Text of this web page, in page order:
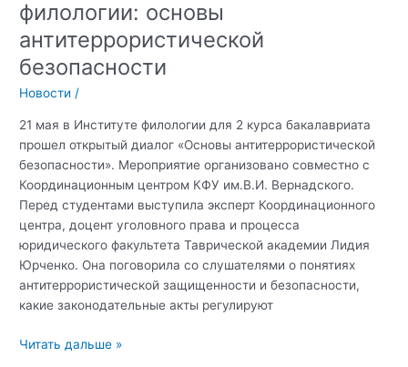
филологии: основы
антитеррористической
безопасности
Новости /
21 мая в Институте филологии для 2 курса бакалавриата
прошел открытый диалог «Основы антитеррористической
безопасности». Мероприятие организовано совместно с
Координационным центром КФУ им.В.И. Вернадского.
Перед студентами выступила эксперт Координационного
центра, доцент уголовного права и процесса
юридического факультета Таврической академии Лидия
Юрченко. Она поговорила со слушателями о понятиях
антитеррористической защищенности и безопасности,
какие законодательные акты регулируют
Открытый
Читать дальше »